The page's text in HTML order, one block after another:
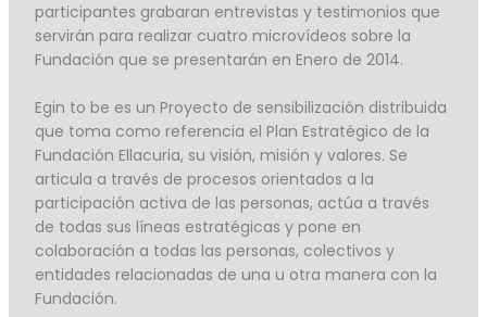
participantes grabaran entrevistas y testimonios que
servirán para realizar cuatro microvídeos sobre la
Fundación que se presentarán en Enero de 2014.
Egin to be es un Proyecto de sensibilización distribuida
que toma como referencia el Plan Estratégico de la
Fundación Ellacuria, su visión, misión y valores. Se
articula a través de procesos orientados a la
participación activa de las personas, actúa a través
de todas sus líneas estratégicas y pone en
colaboración a todas las personas, colectivos y
entidades relacionadas de una u otra manera con la
Fundación.